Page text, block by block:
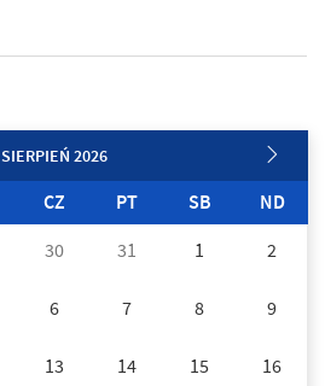
SIERPIEŃ 2026
CZ PT SB ND
30 31 1
2
6 7 8
9
13 14 15
16